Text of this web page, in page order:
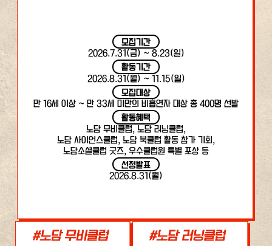
모집기간
2026.7.31(금) ~ 8.23(일)
활동기간
2026.8.31(월) ~ 11.15(일)
모집대상
만 16세 이상 ~ 만 33세 미만의 비흡연자 대상 총 400명 선발
활동혜택
노담 무비클럽, 노담 러닝클럽,
노담 사이언스클럽, 노담 북클럽 활동 참가 기회,
노담소셜클럽 굿즈, 우수클럽원 특별 포상 등
선정발표
2026.8.31(월)